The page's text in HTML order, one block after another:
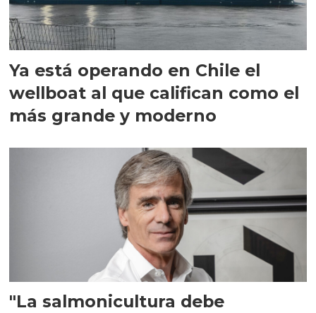
Ya está operando en Chile el
wellboat al que califican como el
más grande y moderno
"La salmonicultura debe